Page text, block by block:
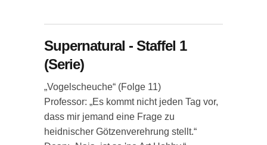
Supernatural - Staffel 1
(Serie)
„Vogelscheuche“ (Folge 11)
Professor: „Es kommt nicht jeden Tag vor,
dass mir jemand eine Frage zu
heidnischer Götzenverehrung stellt.“